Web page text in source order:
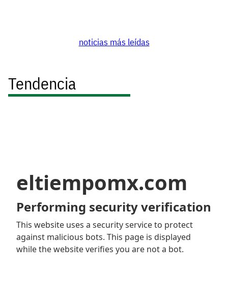
noticias más leídas
Tendencia